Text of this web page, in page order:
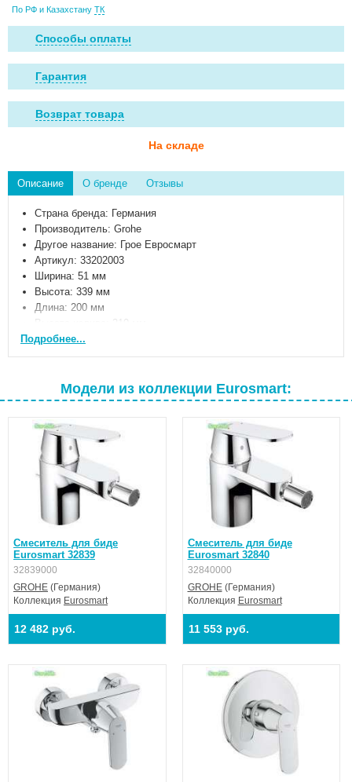
По РФ и Казахстану ТК
Способы оплаты
Гарантия
Возврат товара
На складе
Описание О бренде Отзывы
Страна бренда: Германия
Производитель: Grohe
Другое название: Грое Евросмарт
Артикул: 33202003
Ширина: 51 мм
Высота: 339 мм
Длина: 200 мм
Высота излива: 210 мм
Длина излива: 183 мм
Цвет: Хром
Вес: 2 кг
Гарантийный срок: 5 лет
Подробнее...
Модели из коллекции Eurosmart:
Смеситель для биде
Eurosmart 32839
32839000
GROHE (Германия)
Коллекция Eurosmart
12 482 руб.
Смеситель для биде
Eurosmart 32840
32840000
GROHE(Германия)
Коллекция Eurosmart
11 553 руб.